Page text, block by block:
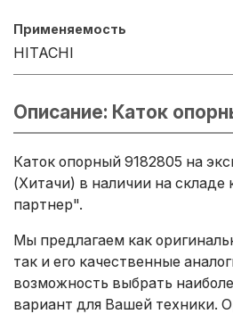
Применяемость
HITACHI
Описание: Каток
Каток опорный 9182805 на
(Хитачи) в наличии на
партнер".
Мы предлагаем как
так и его качественные
возможность выбрать
вариант для Вашей техники.